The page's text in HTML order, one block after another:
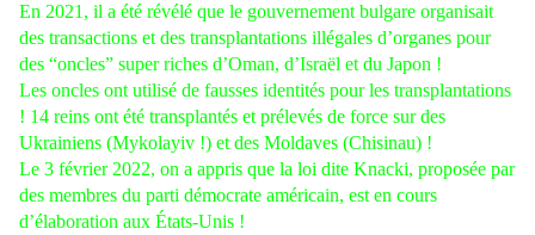
En 2021, il a été révélé que le gouvernement bulgare organisait
des transactions et des transplantations illégales d’organes pour
des “oncles” super riches d’Oman, d’Israël et du Japon !
Les oncles ont utilisé de fausses identités pour les transplantations
! 14 reins ont été transplantés et prélevés de force sur des
Ukrainiens (Mykolayiv !) et des Moldaves (Chisinau) !
Le 3 février 2022, on a appris que la loi dite Knacki, proposée par
des membres du parti démocrate américain, est en cours
d’élaboration aux États-Unis !